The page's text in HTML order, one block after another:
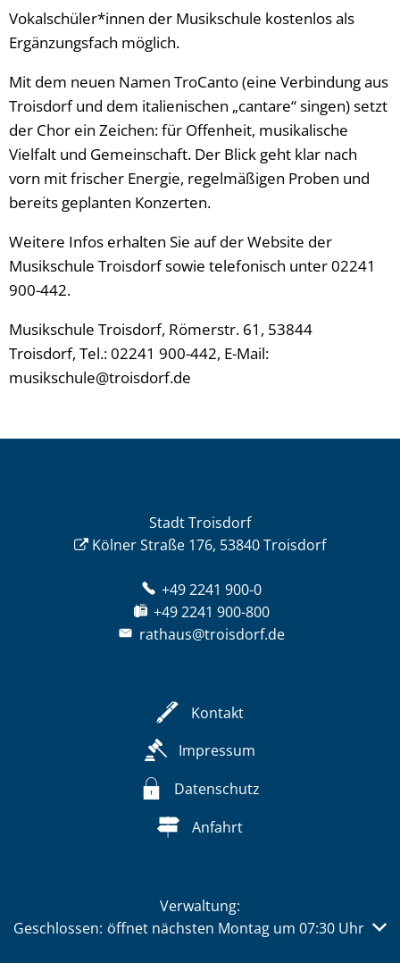
Vokalschüler*innen der Musikschule kostenlos als
Ergänzungsfach möglich.
Mit dem neuen Namen TroCanto (eine Verbindung aus
Troisdorf und dem italienischen „cantare“ singen) setzt
der Chor ein Zeichen: für Offenheit, musikalische
Vielfalt und Gemeinschaft. Der Blick geht klar nach
vorn mit frischer Energie, regelmäßigen Proben und
bereits geplanten Konzerten.
Weitere Infos erhalten Sie auf der Website der
Musikschule Troisdorf sowie telefonisch unter 02241
900-442.
Musikschule Troisdorf, Römerstr. 61, 53844
Troisdorf, Tel.: 02241 900-442, E-Mail:
musikschule@troisdorf.de
Stadt Troisdorf
Kölner Straße 176, 53840 Troisdorf
+49 2241 900-0
+49 2241 900-800
rathaus@troisdorf.de
Kontakt
Impressum
Datenschutz
Anfahrt
Verwaltung:
Klicken, um weitere Öffnungs- oder Schließzeiten
Geschlossen: öffnet nächsten Montag um 07:30 Uhr